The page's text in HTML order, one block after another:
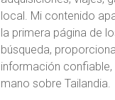
local. Mi contenido
la primera página de
búsqueda,
información
mano sobre Tailandia.